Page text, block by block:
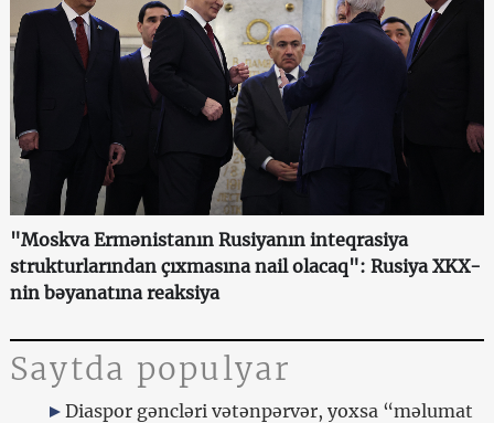
"Moskva Ermənistanın Rusiyanın inteqrasiya
strukturlarından çıxmasına nail olacaq": Rusiya XKX-
nin bəyanatına reaksiya
Saytda populyar
Diaspor gəncləri vətənpərvər, yoxsa “məlumat